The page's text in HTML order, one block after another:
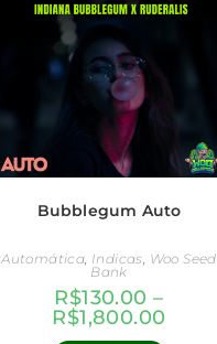
Bubblegum Auto
Automática, Indicas, Woo Seed
Bank
R$130.00 –
R$1,800.00